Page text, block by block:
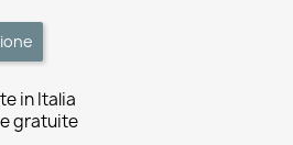
in Italia
gratuite